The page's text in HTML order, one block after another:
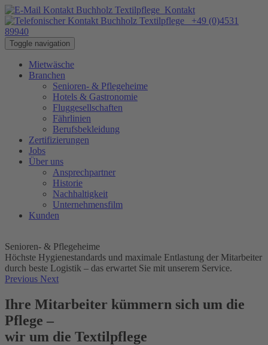
Kontakt
+49 (0)4531
89940
Toggle navigation
Mietwäsche
Branchen
Senioren- & Pflegeheime
Hotels & Gastronomie
Fluggesellschaften
Fährlinien
Berufsbekleidung
Zertifizierungen
Jobs
Über uns
Ansprechpartner
Historie
Nachhaltigkeit
Unternehmensfilm
Kunden
Senioren- & Pflegeheime
Höchste Hygienestandards und maximale Entlastung der Mitarbeiter
durch beste Logistik – das erwartet Sie mit unserem Service.
Previous Next
Ihre Mitarbeiter kümmern sich um die
Pflege –
wir um die Textilpflege